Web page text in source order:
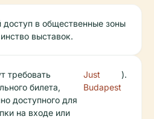
в общественные зоны
выставок.
требовать
билета,
доступного для
на входе или
Just
Budapest
).